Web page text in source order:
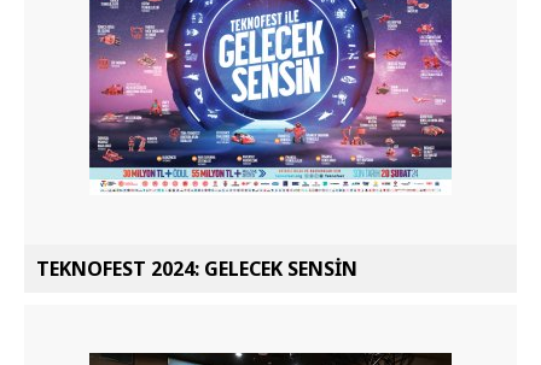
TEKNOFEST 2024: GELECEK SENSİN